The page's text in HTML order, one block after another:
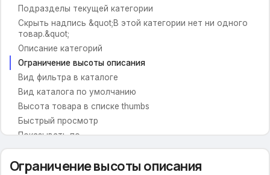
Подразделы текущей категории
Скрыть надпись &quot;В этой категории нет ни одного
товар.&quot;
Описание категорий
Ограничение высоты описания
Вид фильтра в каталоге
Вид каталога по умолчанию
Высота товара в списке thumbs
Быстрый просмотр
Показывать по
Внеший вид кнопки купить
Ограничение высоты описания